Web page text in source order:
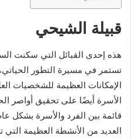
قبيلة الشيحي
هذه إحدى القبائل التي سكنت
تستمر في مسيرة التطور
الإمكانات العظيمة للشخصيات
الأسرة أيضًا على تحقيق أواصر
قائمة بين الفرد والأسرة بشكل
العديد من الأنشطة العظيمة